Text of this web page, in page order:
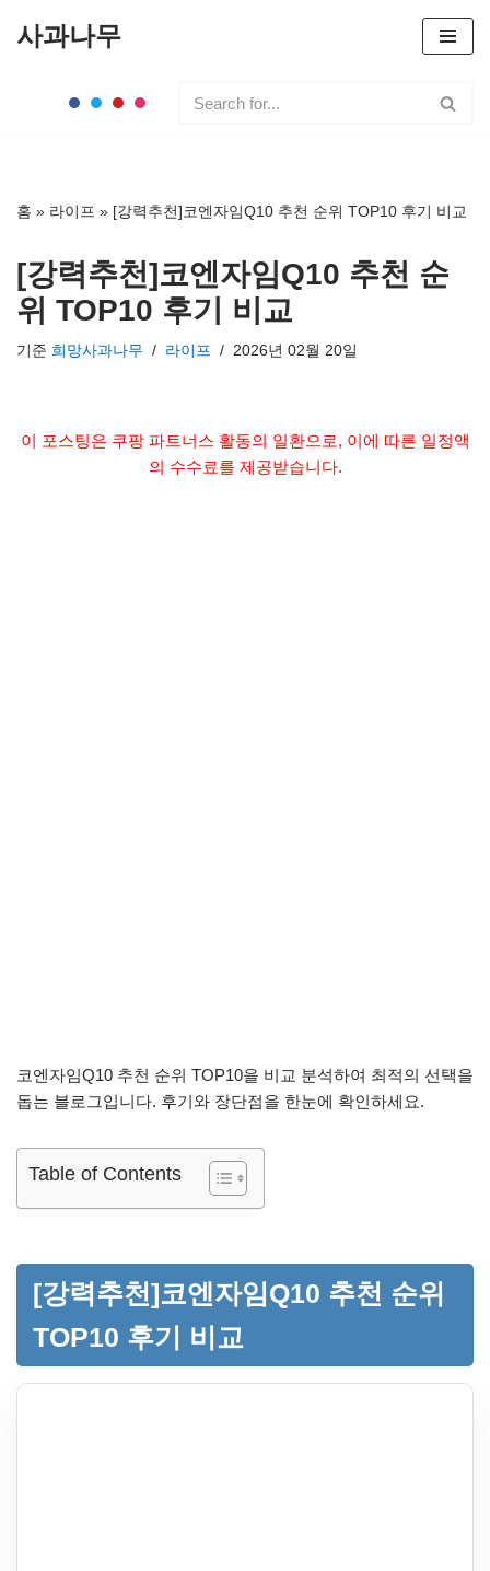
뛰
사과나무
홈 » 라이프 » [강력추천]코엔자임Q10 추천 순위 TOP10 후기 비교
[강력추천]코엔자임Q10 추천 순
위 TOP10 후기 비교
기준 희망사과나무 라이프 2026년 02월 20일
이 포스팅은 쿠팡 파트너스 활동의 일환으로, 이에 따른 일정액
의 수수료를 제공받습니다.
코엔자임Q10 추천 순위 TOP10을 비교 분석하여 최적의 선택을
돕는 블로그입니다. 후기와 장단점을 한눈에 확인하세요.
Table of Contents
[강력추천]코엔자임Q10 추천 순위
TOP10 후기 비교